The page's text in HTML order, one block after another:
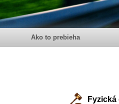
Ako to prebieha
Fyzická